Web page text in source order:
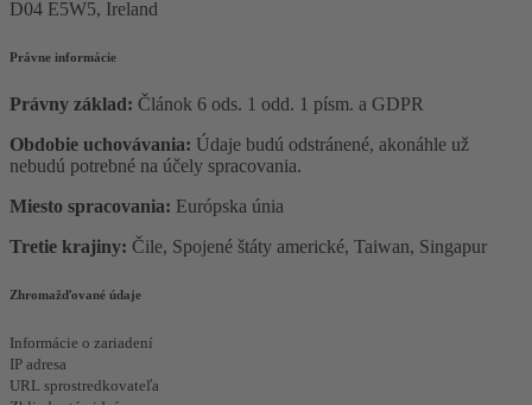
D04 E5W5, Ireland
Právne informácie
Právny základ: Článok 6 ods. 1 odd. 1 písm. a GDPR
Obdobie uchovávania: Údaje budú odstránené, akonáhle už
nebudú potrebné na účely spracovania.
Miesto spracovania: Európska únia
Tretie krajiny: Čile, Spojené štáty americké, Taiwan, Singapur
Zhromažďované údaje
Informácie o zariadení
IP adresa
URL sprostredkovateľa